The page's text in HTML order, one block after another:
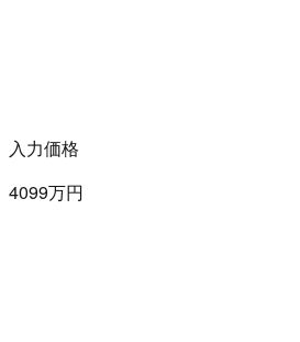
入力価格
4099万円